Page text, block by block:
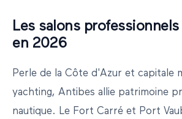
Les salons professionnels
en 2026
Perle de la Côte d'Azur et capitale
yachting, Antibes allie patrimoine
nautique. Le Fort Carré et Port